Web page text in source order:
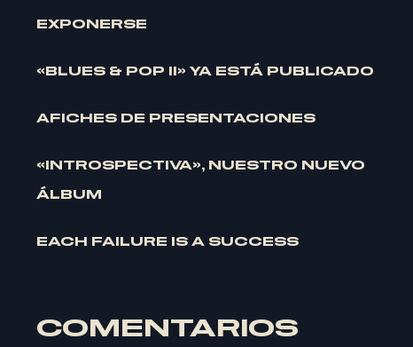
EXPONERSE
«BLUES & POP II» YA ESTÁ PUBLICADO
AFICHES DE PRESENTACIONES
«INTROSPECTIVA», NUESTRO NUEVO
ÁLBUM
EACH FAILURE IS A SUCCESS
COMENTARIOS